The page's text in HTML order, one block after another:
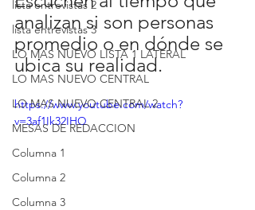
lista entrevistas 2
lista entrevistas 3
LO MAS NUEVO LISTA 1 LATERAL
LO MAS NUEVO CENTRAL
LO MAS NUEVO CENTRAL 2
MESAS DE REDACCION
Columna 1
Columna 2
Columna 3
analizan si son personas
promedio o en dónde se
ubica su realidad.
https://www.youtube.com/watch?
v=3af1Ik32IHQ